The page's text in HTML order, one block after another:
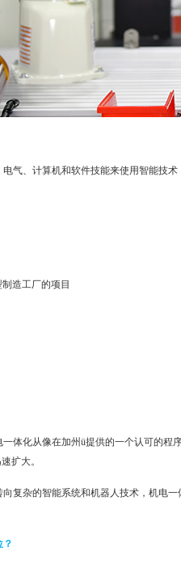
气、计算机和软件技能来使用智能技
造工厂的项目
体化从像在加州ü提供的一个认可的
扩大。
复杂的智能系统和机器人技术，机电